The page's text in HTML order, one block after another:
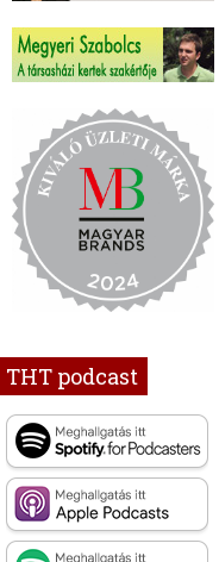
THT podcast